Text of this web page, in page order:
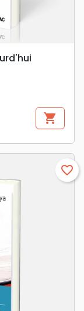
shopping_cart
favorite_border